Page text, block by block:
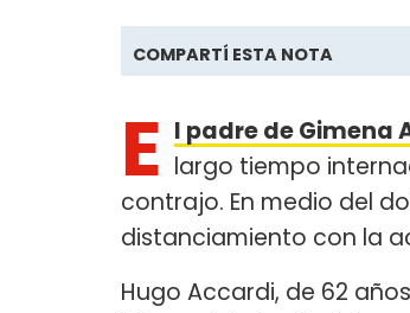
COMPARTÍ ESTA NOTA
E l padre de Gimena
largo tiempo
contrajo. En medio del
distanciamiento con la
Hugo Accardi, de 62